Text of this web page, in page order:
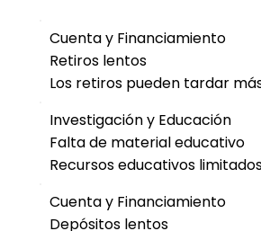
Cuenta y Financiamiento
Retiros lentos
Los retiros pueden tardar
Investigación y Educación
Falta de material educativo
Recursos educativos
Cuenta y Financiamiento
Depósitos lentos